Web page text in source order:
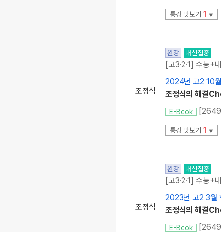
통강 맛보기 1 ▼
조정식
완강 내신집중
[고3·2·1] 수능+
2024년 고2 10
조정식의 해결
E-Book
통강 맛보기 1 ▼
조정식
완강 내신집중
[고3·2·1] 수능+
2023년 고2 3월
조정식의 해결
E-Book